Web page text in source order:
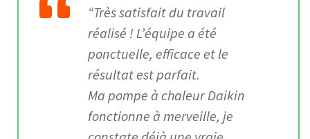
“Très satisfait du travail
réalisé ! L’équipe a été
ponctuelle, efficace et le
résultat est parfait.
Ma pompe à chaleur Daikin
fonctionne à merveille, je